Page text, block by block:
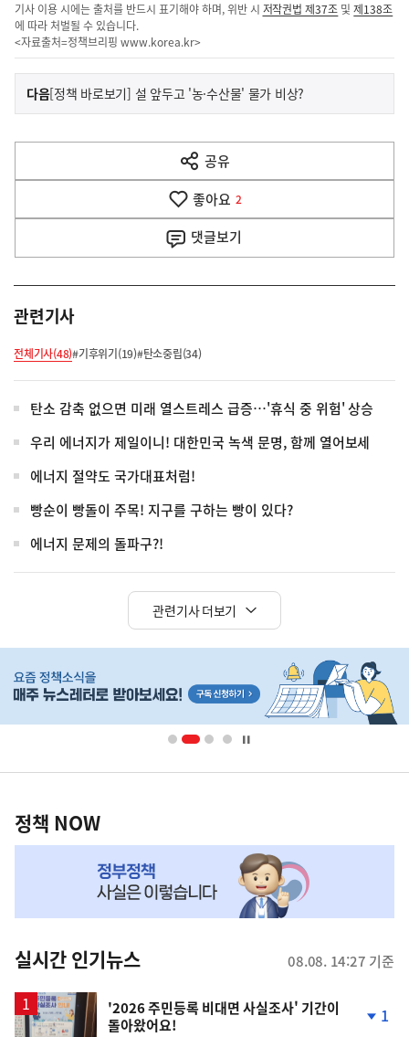
기사 이용 시에는 출처를 반드시 표기해야 하며, 위반 시 저작권법 제37조 및제138조
에 따라 처벌될 수 있습니다.
<자료출처=정책브리핑 www.korea.kr>
이
전
다
음
다음기
사
[정책 바로보기] 설 앞두고 '농·수산물' 물가 비상?
공유
열
기
좋아요 2
댓글보기
관련기사
전체기사(48)#기후위기(19)#탄소중립(34)
탄소 감축 없으면 미래 열스트레스 급증…'휴식 중 위험' 상승
우리 에너지가 제일이니! 대한민국 녹색 문명, 함께 열어보세
에너지 절약도 국가대표처럼!
빵순이 빵돌이 주목! 지구를 구하는 빵이 있다?
에너지 문제의 돌파구?!
관련기사 더보기
단
영
책
NOW,
뉴
스
정책 NOW
실시간 인기뉴스 08.08. 14:27 기준
'2026 주민등록 비대면 사실조사' 기간이
돌아왔어요!
1